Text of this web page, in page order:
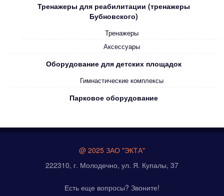
Тренажеры для реабилитации (тренажеры
Бубновского)
Тренажеры
Аксессуары
Оборудование для детских площадок
Гимнастические комплексы
Парковое оборудование
@ 2025 ЗАО "ЭКТА"
222310, г. Молодечно, ул. Я. Купалы, 37
Есть еще вопросы? Звоните!